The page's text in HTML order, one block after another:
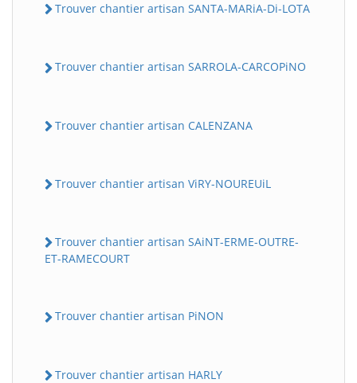
Trouver chantier artisan SANTA-MARiA-Di-LOTA
Trouver chantier artisan SARROLA-CARCOPiNO
Trouver chantier artisan CALENZANA
Trouver chantier artisan ViRY-NOUREUiL
Trouver chantier artisan SAiNT-ERME-OUTRE-
ET-RAMECOURT
Trouver chantier artisan PiNON
Trouver chantier artisan HARLY